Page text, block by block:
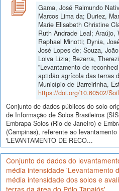
Gama, José Raimundo
Marcos Lima da; Duriez,
Marie Elisabeth Christine
Ruth Andrade Leal; Araújo,
Raphael Minotti; Dynia,
José Lopes de; Souza,
Loiva Lizia; Bezerra,
"Levantamento de
aptidão agrícola das terras
Município de Barreirinha,
https://doi.org/10.60502/
Conjunto de dados públicos do solo
de Informação de Solos Brasileiros
Embrapa Solos (Rio de Janeiro) e
(Campinas), referente ao
'LEVANTAMENTO DE RECO...
Conjunto de dados do
média intensidade 'Levantamento
média intensidade dos solos e
terras da área do Pólo Tapajós'